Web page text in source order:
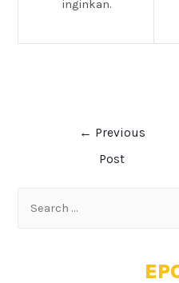
inginkan.
← Previous
Post